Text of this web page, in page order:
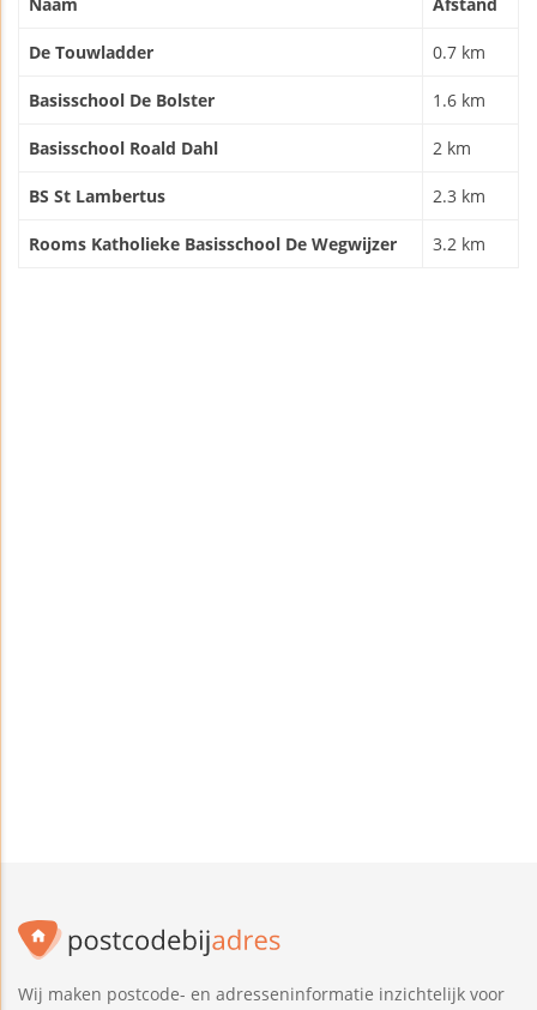
De Touwladder 0.7 km
Basisschool De Bolster 1.6 km
Basisschool Roald Dahl 2 km
BS St Lambertus 2.3 km
Rooms Katholieke Basisschool De Wegwijzer 3.2 km
Wij maken postcode- en adresseninformatie inzichtelijk voor